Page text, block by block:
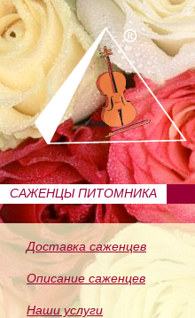
САЖЕНЦЫ ПИТОМНИКА
Доставка саженцев
Описание саженцев
Наши услуги